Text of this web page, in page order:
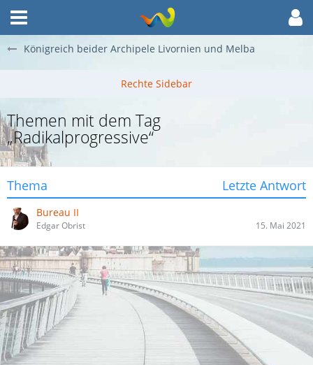
Königreich beider Archipele Livornien und Melba
Themen mit dem Tag
„Radikalprogressive“
Thema Letzte Antwort
Bureau II
Edgar Obrist 15. Mai 2021